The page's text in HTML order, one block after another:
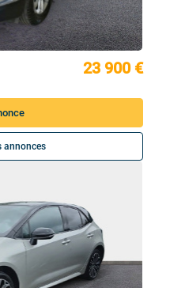
23 900 €
annonces